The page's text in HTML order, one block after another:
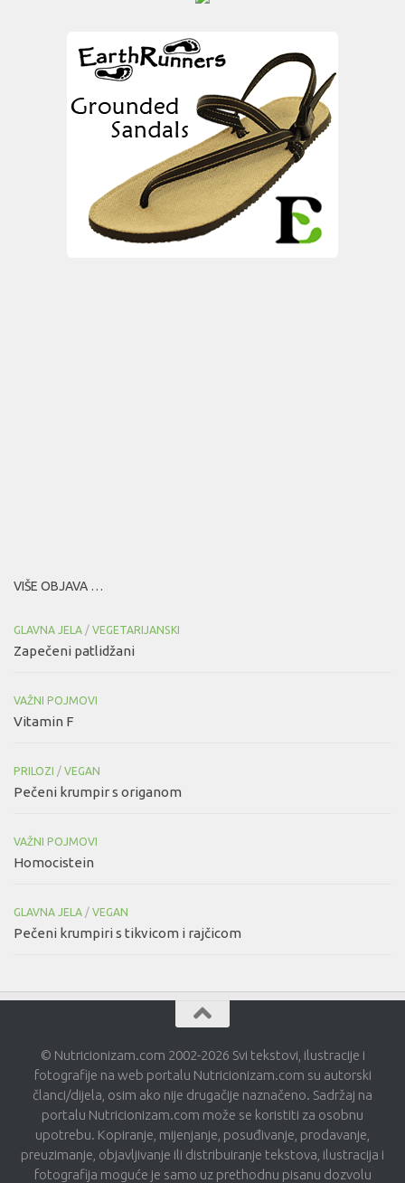
VIŠE OBJAVA …
GLAVNA JELA / VEGETARIJANSKI
Zapečeni patlidžani
VAŽNI POJMOVI
Vitamin F
PRILOZI / VEGAN
Pečeni krumpir s origanom
VAŽNI POJMOVI
Homocistein
GLAVNA JELA / VEGAN
Pečeni krumpiri s tikvicom i rajčicom
© Nutricionizam.com 2002-2026 Svi tekstovi, ilustracije i
fotografije na web portalu Nutricionizam.com su autorski
članci/dijela, osim ako nije drugačije naznačeno. Sadržaj na
portalu Nutricionizam.com može se koristiti za osobnu
upotrebu. Kopiranje, mijenjanje, posuđivanje, prodavanje,
preuzimanje, objavljivanje ili distribuiranje tekstova, ilustracija i
fotografija moguće je samo uz prethodnu pisanu dozvolu